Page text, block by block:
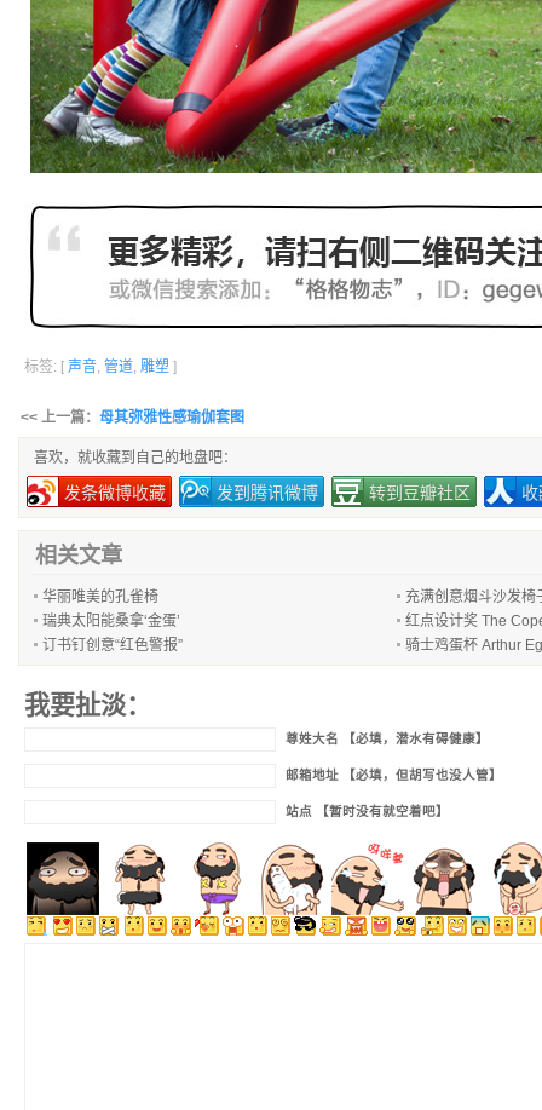
标签: [ 声音, 管道, 雕塑 ]
<< 上一篇： 母其弥雅性感瑜伽套图
喜欢，就收藏到自己的地盘吧：
发条微博收藏 发到腾讯微博 转到豆瓣社区
相关文章
华丽唯美的孔雀椅
充满创意烟斗沙发椅
瑞典太阳能桑拿‘金蛋’
红点设计奖 The
订书钉创意“红色警报”
骑士鸡蛋杯 Arthur
我要扯淡：
尊姓大名 【必填，潜水有碍健康】
邮箱地址 【必填，但胡写也没人管】
站点 【暂时没有就空着吧】